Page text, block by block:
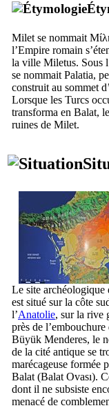
Milet se nommait
l’Empire romain
la ville Miletus. Sous
se nommait Palatia,
construit au sommet
Lorsque les Turcs
transforma en Balat,
ruines de Milet.
Le site archéologique
est situé sur la côte
l’Anatolie, sur la rive
près de
Büyük Menderes, le
de la cité antique se
marécageuse formée
Balat (Balat Ovası).
dont il ne subsiste
menacé de